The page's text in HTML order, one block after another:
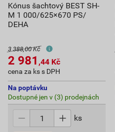
Kónus šachtový BEST SH-
M 1 000/625×670 PS/
DEHA
3 388,00 Kč
2 981 ,44 Kč
cena za ks s DPH
Na poptávku
Dostupné jen v (3) prodejnách
ks